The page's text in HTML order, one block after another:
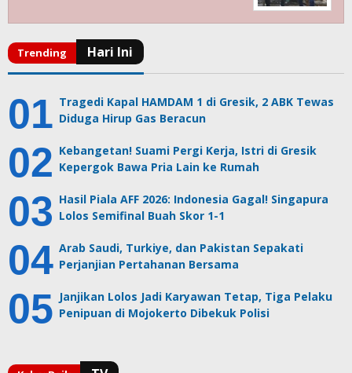
Tragedi Kapal HAMDAM 1 di Gresik, 2 ABK Tewas
Diduga Hirup Gas Beracun
Kebangetan! Suami Pergi Kerja, Istri di Gresik
Kepergok Bawa Pria Lain ke Rumah
Hasil Piala AFF 2026: Indonesia Gagal! Singapura
Lolos Semifinal Buah Skor 1-1
Arab Saudi, Turkiye, dan Pakistan Sepakati
Perjanjian Pertahanan Bersama
Janjikan Lolos Jadi Karyawan Tetap, Tiga Pelaku
Penipuan di Mojokerto Dibekuk Polisi